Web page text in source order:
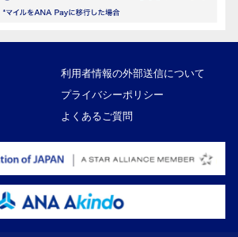
利用者情報の外部送信について
プライバシーポリシー
よくあるご質問